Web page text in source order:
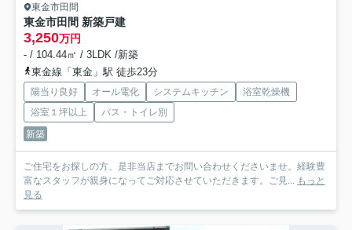
東金市田間
東金市田間 新築戸建
3,250万円
- / 104.44㎡ / 3LDK /新築
東金線「東金」駅 徒歩23分
陽当り良好 オール電化 システムキッチン
浴室乾燥機
浴室１坪以上
バス・トイレ別
新築
ご住宅をお探しの方、是非当店までお問い合わせくださいませ。経験豊
富なスタッフが親身になってご対応させていただきます。ご見...
もっと
見る